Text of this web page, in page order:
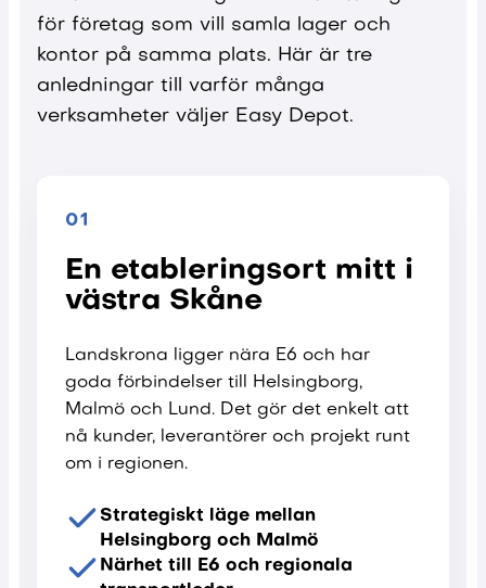
för företag som vill samla lager och
kontor på samma plats. Här är tre
anledningar till varför många
verksamheter väljer Easy Depot.
01
En etableringsort mitt i
västra Skåne
Landskrona ligger nära E6 och har
goda förbindelser till Helsingborg,
Malmö och Lund. Det gör det enkelt att
nå kunder, leverantörer och projekt runt
om i regionen.
Strategiskt läge mellan
Helsingborg och Malmö
Närhet till E6 och regionala